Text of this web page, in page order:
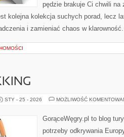
pędzie brakuje Ci chwili na
kolejna kolekcja suchych porad, lecz
i zamieniać chaos w
STY - 25 - 2026 MOŻLIWOŚĆ
GorąceWęgry.pl to blog
potrzeby odkrywania